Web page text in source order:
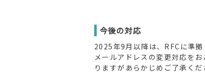
今後の対応
2025年9月以降は、RFCに準拠
メールアドレスの変更対応を
りますがあらかじめご了承くだ